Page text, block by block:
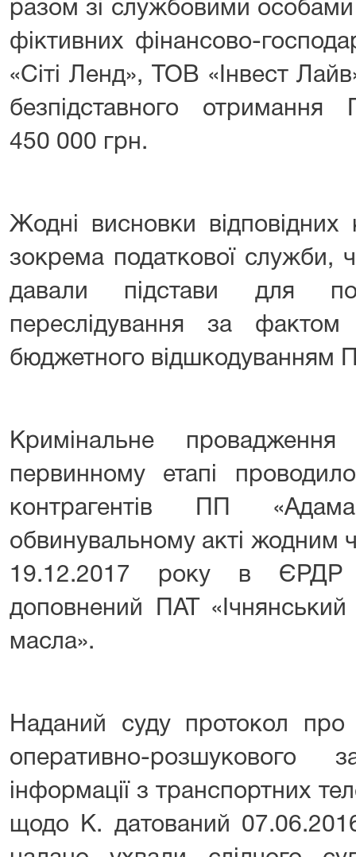
разом зі службовими
фіктивних фінансово-
«Сіті Ленд», ТОВ «Інвест
безпідставного
450 000 грн.
Жодні висновки відповідних
зокрема податкової служби,
давали підстави для
переслідування за фактом
бюджетного відшкодуванням
Кримінальне
первинному етапі
контрагентів ПП
обвинувальному акті жодним
19.12.2017 року в ЄРДР
доповнений ПАТ
масла».
Наданий суду протокол про
оперативно-
інформації з транспортних
щодо К. датований